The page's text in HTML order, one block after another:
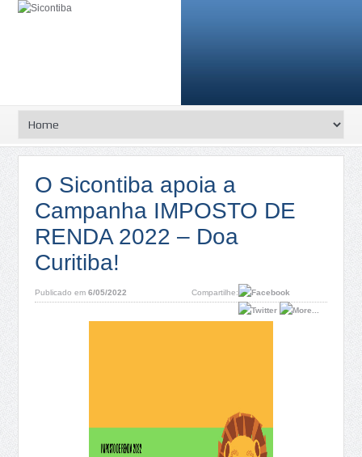
O Sicontiba apoia a
Campanha IMPOSTO DE
RENDA 2022 – Doa
Curitiba!
Publicado em6/05/2022 Compartilhe: